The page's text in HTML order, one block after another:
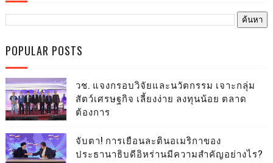
POPULAR POSTS
วช. แจงกรอบวิจัยและนวัตกรรม เจาะกลุ่ม
สัตว์เศรษฐกิจ เลี้ยงง่าย ลงทุนน้อย ตลาด
ต้องการ
จับตา! การเยือนละตินอเมริกาของ
ประธานาธิบดีอิหร่านมีความสำคัญอย่างไร?